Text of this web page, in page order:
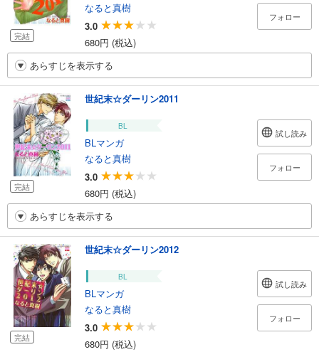
完結
なると真樹
3.0
680円 (税込)
フォロー
あらすじを表示する
完結
世紀末☆ダーリン2011
BL
BLマンガ
なると真樹
3.0
680円 (税込)
試し読み
フォロー
あらすじを表示する
完結
世紀末☆ダーリン2012
BL
BLマンガ
なると真樹
3.0
680円 (税込)
試し読み
フォロー